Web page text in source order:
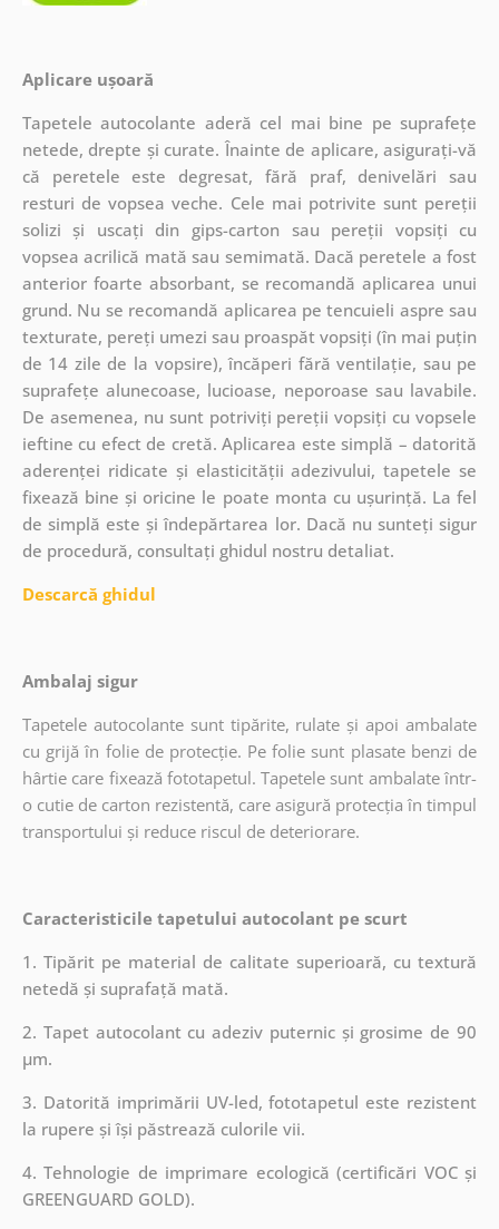
Aplicare ușoară
Tapetele autocolante aderă cel mai bine pe suprafețe
netede, drepte și curate. Înainte de aplicare, asigurați-vă
că peretele este degresat, fără praf, denivelări sau
resturi de vopsea veche. Cele mai potrivite sunt pereții
solizi și uscați din gips-carton sau pereții vopsiți cu
vopsea acrilică mată sau semimată. Dacă peretele a fost
anterior foarte absorbant, se recomandă aplicarea unui
grund. Nu se recomandă aplicarea pe tencuieli aspre sau
texturate, pereți umezi sau proaspăt vopsiți (în mai puțin
de 14 zile de la vopsire), încăperi fără ventilație, sau pe
suprafețe alunecoase, lucioase, neporoase sau lavabile.
De asemenea, nu sunt potriviți pereții vopsiți cu vopsele
ieftine cu efect de cretă. Aplicarea este simplă – datorită
aderenței ridicate și elasticității adezivului, tapetele se
fixează bine și oricine le poate monta cu ușurință. La fel
de simplă este și îndepărtarea lor. Dacă nu sunteți sigur
de procedură, consultați ghidul nostru detaliat.
Descarcă ghidul
Ambalaj sigur
Tapetele autocolante sunt tipărite, rulate și apoi ambalate
cu grijă în folie de protecție. Pe folie sunt plasate benzi de
hârtie care fixează fototapetul. Tapetele sunt ambalate într-
o cutie de carton rezistentă, care asigură protecția în timpul
transportului și reduce riscul de deteriorare.
Caracteristicile tapetului autocolant pe scurt
1. Tipărit pe material de calitate superioară, cu textură
netedă și suprafață mată.
2. Tapet autocolant cu adeziv puternic și grosime de 90
µm.
3. Datorită imprimării UV-led, fototapetul este rezistent
la rupere și își păstrează culorile vii.
4. Tehnologie de imprimare ecologică (certificări VOC și
GREENGUARD GOLD).